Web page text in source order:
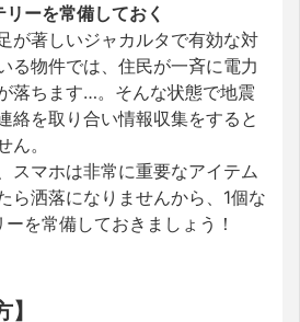
ーを常備しておく
が著しいジャカルタで有効な対
る物件では、住民が一斉に電力
落ちます…。そんな状態で地震
絡を取り合い情報収集をすると
ん。
スマホは非常に重要なアイテム
ら洒落になりませんから、1個な
を常備しておきましょう！